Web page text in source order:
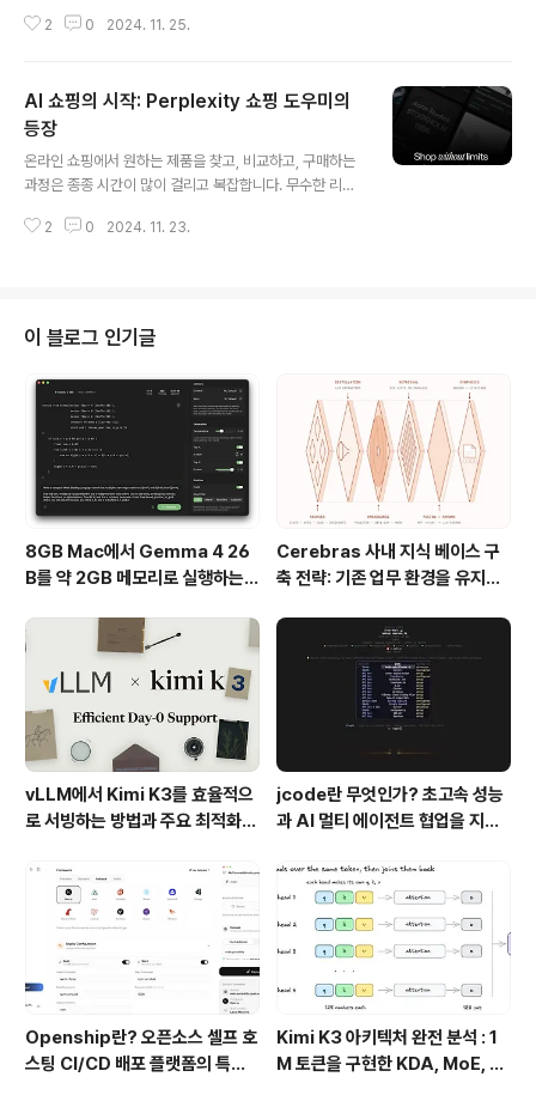
이전트는 특정 작업을 수행하도록 설계된 자율 소프트웨어
시스템은 개별 에이전트의 능력을 통합하여 보다 복잡한
문제를 효과적으로 해결할 수 있는 강력한 접근법으로 간
주됩니다.최근 다양한 AI 에이전트 및 멀티 에이전트 시스
템을 지원하는 툴과 프레임워크가 개발됨에 따라, AI의 가
I 에이전트 간 협력을 보다 쉽게 구현할 수 있도록 지원하
2 0 2024. 11. 25.
AI 쇼핑의 시작: Perplexity 쇼핑 도우미의
등장
온라인 쇼핑에서 원하는 제품을 찾고, 비교하고, 구매하는
과정은 종종 시간이 많이 걸리고 복잡합니다. 무수한 리뷰
우리는 많은 시간과 노력을 들여야 하죠. 그러나 인공지능
비자들이 더욱 빠르고 간편하게 쇼핑할 수 있는 경험을 제
공합니다. 이 기능은 단순한 검색을 넘어, 구매까지 한 번에
연결되는 통합 쇼핑 경험을 가능하게 합니다. 이번 출시로
AI가 온라인 쇼핑에 가져올 변화와 그 기대되는 영향력에
대해 살펴보겠습니다.AI 쇼핑의 주요 기능들1. 원클릭 체크
아웃 - "B..
2 0 2024. 11. 23.
이 블로그 인기글
8GB Mac에서 Gemma 4 26
B를 약 2GB 메모리로 실행하는 T
Cerebras 사내 지식 베이스 구
축 전략: 기존 업무 환경을 유지하
vLLM에서 Kimi K3를 효율적으
로 서빙하는 방법과 주요 최적화
jcode란 무엇인가? 초고속 성능
과 AI 멀티 에이전트 협업을 지원
Openship란? 오픈소스 셀프 호
스팅 CI/CD 배포 플랫폼의 특징
Kimi K3 아키텍처 완전 분석 : 1
M 토큰을 구현한 KDA, MoE, Fl